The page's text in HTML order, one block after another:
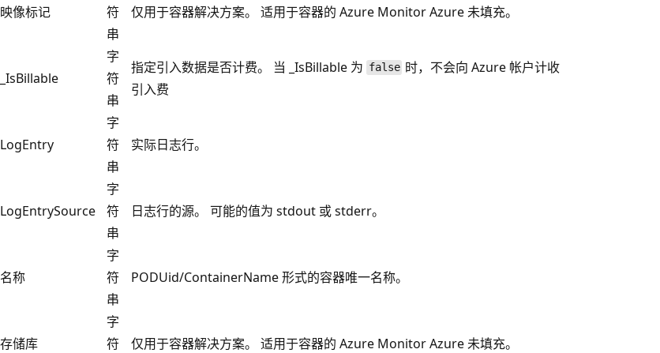
映像标记
符
串
仅用于容器解决方案。 适用于容器的 Azure Monitor Azure 未填充。
_IsBillable
字
符
串
指定引入数据是否计费。 当 _IsBillable 为 false 时，不会向 Azure 帐户计收
引入费
LogEntry
字
符
串
实际日志行。
LogEntrySource
字
符
串
日志行的源。 可能的值为 stdout 或 stderr。
名称
字
符
串
PODUid/ContainerName 形式的容器唯一名称。
存储库
字
符
仅用于容器解决方案。 适用于容器的 Azure Monitor Azure 未填充。